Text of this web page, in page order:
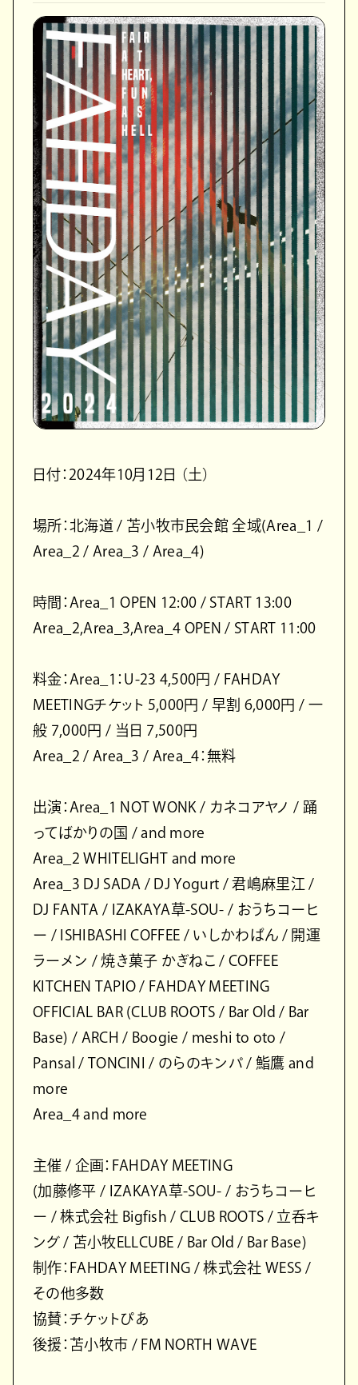
日付：2024年10月12日 （土）
場所：北海道 / 苫小牧市民会館 全域(Area_1 /
Area_2 / Area_3 / Area_4)
時間：Area_1 OPEN 12:00 / START 13:00
Area_2,Area_3,Area_4 OPEN / START 11:00
料金：Area_1：U-23 4,500円 / FAHDAY
MEETINGチケット 5,000円 / 早割 6,000円 / 一
般 7,000円 / 当日 7,500円
Area_2 / Area_3 / Area_4：無料
出演：Area_1 NOT WONK / カネコアヤノ / 踊
ってばかりの国 / and more
Area_2 WHITELIGHT and more
Area_3 DJ SADA / DJ Yogurt / 君嶋麻里江 /
DJ FANTA / IZAKAYA草-SOU- / おうちコーヒ
ー / ISHIBASHI COFFEE / いしかわぱん / 開運
ラーメン / 焼き菓子 かぎねこ / COFFEE
KITCHEN TAPIO / FAHDAY MEETING
OFFICIAL BAR (CLUB ROOTS / Bar Old / Bar
Base) / ARCH / Boogie / meshi to oto /
Pansal / TONCINI / のらのキンパ / 鮨鷹 and
more
Area_4 and more
主催 / 企画：FAHDAY MEETING
(加藤修平 / IZAKAYA草-SOU- / おうちコーヒ
ー / 株式会社 Bigfish / CLUB ROOTS / 立呑キ
ング / 苫小牧ELLCUBE / Bar Old / Bar Base)
制作：FAHDAY MEETING / 株式会社 WESS /
その他多数
協賛：チケットぴあ
後援：苫小牧市 / FM NORTH WAVE